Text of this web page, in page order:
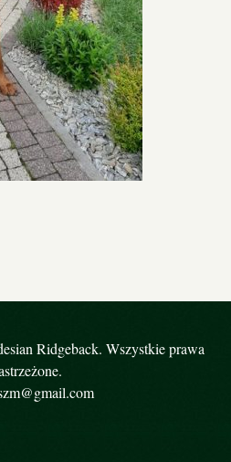
Ridgeback. Wszystkie prawa